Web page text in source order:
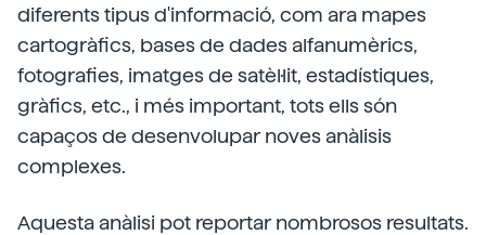
diferents tipus d'informació, com ara mapes
cartogràfics, bases de dades alfanumèrics,
fotografies, imatges de satèl·lit, estadístiques,
gràfics, etc., i més important, tots ells són
capaços de desenvolupar noves anàlisis
complexes.
Aquesta anàlisi pot reportar nombrosos resultats.